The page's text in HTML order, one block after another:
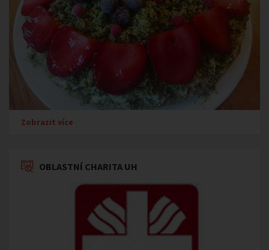
Zobrazit více
OBLASTNÍ CHARITA UH